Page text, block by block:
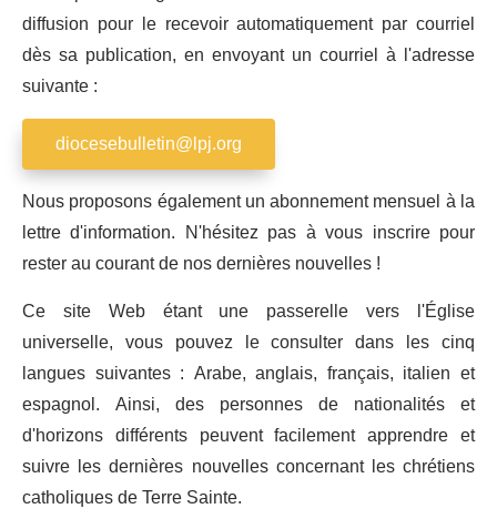
diffusion pour le recevoir automatiquement par courriel
dès sa publication, en envoyant un courriel à l'adresse
suivante :
diocesebulletin@lpj.org
Nous proposons également un abonnement mensuel à la
lettre d'information. N'hésitez pas à vous inscrire pour
rester au courant de nos dernières nouvelles !
Ce site Web étant une passerelle vers l'Église
universelle, vous pouvez le consulter dans les cinq
langues suivantes : Arabe, anglais, français, italien et
espagnol. Ainsi, des personnes de nationalités et
d'horizons différents peuvent facilement apprendre et
suivre les dernières nouvelles concernant les chrétiens
catholiques de Terre Sainte.